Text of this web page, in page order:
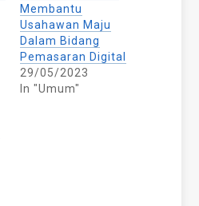
Membantu
Usahawan Maju
Dalam Bidang
Pemasaran Digital
29/05/2023
In "Umum"